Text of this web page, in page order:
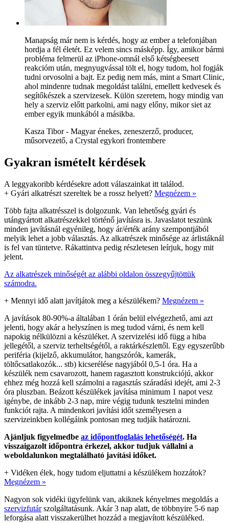
Manapság már nem is kérdés, hogy az ember a telefonjában
hordja a fél életét. Ez velem sincs másképp. Így, amikor bármi
probléma felmerül az iPhone-omnál első kétségbeesett
reakcióm után, megnyugvással tölt el, hogy tudom, hol fogják
tudni orvosolni a bajt. Ez pedig nem más, mint a Smart Clinic,
ahol mindenre tudnak megoldást találni, emellett kedvesek és
segítőkészek a szervizesek. Külön szeretem, hogy mindig van
hely a szerviz előtt parkolni, ami nagy előny, mikor siet az
ember egyik munkából a másikba.
Kasza Tibor - Magyar énekes, zeneszerző, producer,
műsorvezető, a Crystal egykori frontembere
Gyakran ismételt kérdések
A leggyakoribb kérdésekre adott válaszainkat itt találod.
+ Gyári alkatrészt szereltek be a rossz helyett? Megnézem »
Több fajta alkatrésszel is dolgozunk. Van lehetőség gyári és
utángyártott alkatrészekkel történő javításra is. Javaslatot teszünk
minden javításnál egyénileg, hogy ár/érték arány szempontjából
melyik lehet a jobb választás. Az alkatrészek minősége az árlistáknál
is fel van tüntetve. Rákattintva pedig részletesen leírjuk, hogy mit
jelent.
Az alkatrészek minőségét az alábbi oldalon összegyűjtöttük
számodra.
+ Mennyi idő alatt javítjátok meg a készülékem? Megnézem »
A javítások 80-90%-a általában 1 órán belül elvégezhető, ami azt
jelenti, hogy akár a helyszínen is meg tudod várni, és nem kell
napokig nélkülözni a készüléket. A szervizelési idő függ a hiba
jellegétől, a szerviz terheltségétől, a raktárkészlettől. Egy egyszerűbb
periféria (kijelző, akkumulátor, hangszórók, kamerák,
töltőcsatlakozók... stb) kicserélése nagyjából 0,5-1 óra. Ha a
készülék nem csavarozott, hanem ragasztott konstrukciójú, akkor
ehhez még hozzá kell számolni a ragasztás száradási idejét, ami 2-3
óra pluszban. Beázott készülékek javítása minimum 1 napot vesz
igénybe, de inkább 2-3 nap, mire végig tudunk tesztelni minden
funkciót rajta. A mindenkori javítási időt személyesen a
szervizeinkben kollégáink pontosan meg tudják határozni.
Ajánljuk figyelmedbe az időpontfoglalás lehetőségét. Ha
visszaigazolt időpontra érkezel, akkor tudjuk vállalni a
weboldalunkon megtalálható javítási időket.
+ Vidéken élek, hogy tudom eljuttatni a készülékem hozzátok?
Megnézem »
Nagyon sok vidéki ügyfelünk van, akiknek kényelmes megoldás a
szervizfutárszolgáltatásunk. Akár 3 nap alatt, de többnyire 5-6 nap
leforgása alatt visszakerülhet hozzád a megjavított készüléked.